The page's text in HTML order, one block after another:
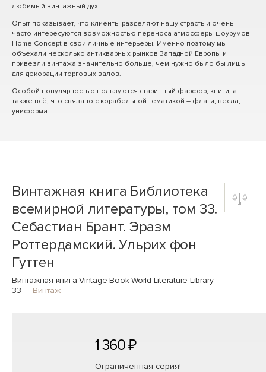
любимый винтажный дух.
Опыт показывает, что клиенты разделяют нашу страсть и очень
часто интересуются возможностью переноса атмосферы шоурумов
Home Concept в свои личные интерьеры. Именно поэтому мы
объехали несколько антикварных рынков Западной Европы и
привезли винтажа значительно больше, чем нужно было бы лишь
для декорации торговых залов.
Особой популярностью пользуются старинный фарфор, книги, а
также всё, что связано с корабельной тематикой – флаги, весла,
униформа…
Винтажная книга Библиотека
всемирной литературы, том 33.
Себастиан Брант. Эразм
Роттердамский. Ульрих фон
Гуттен
Винтажная книга Vintage Book World Literature Library
33 — Винтаж
1 360 ₽
Ограниченная серия!